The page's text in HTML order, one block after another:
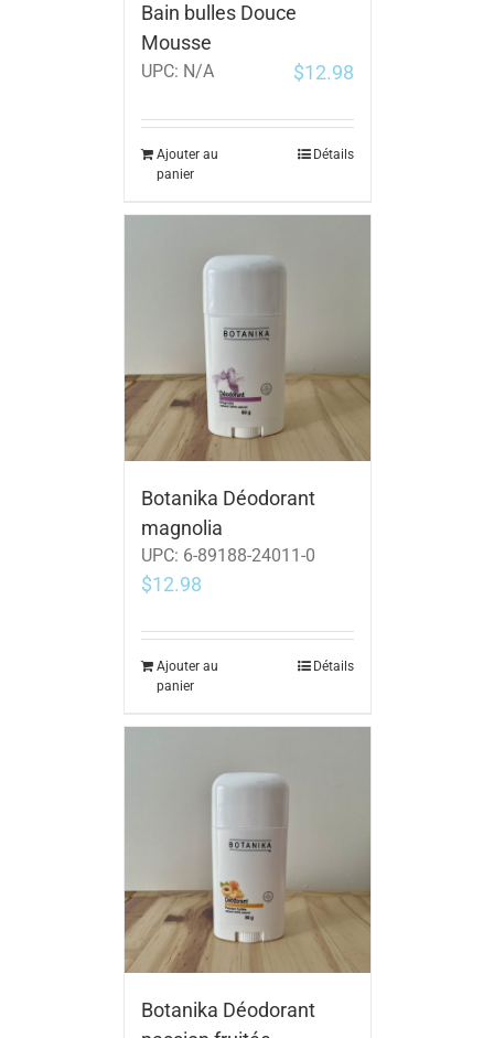
Bain bulles Douce
Mousse
UPC: N/A $12.98
Ajouter au
panier
Détails
Botanika Déodorant
magnolia
UPC: 6-89188-24011-0
$12.98
Ajouter au
panier
Détails
Botanika Déodorant